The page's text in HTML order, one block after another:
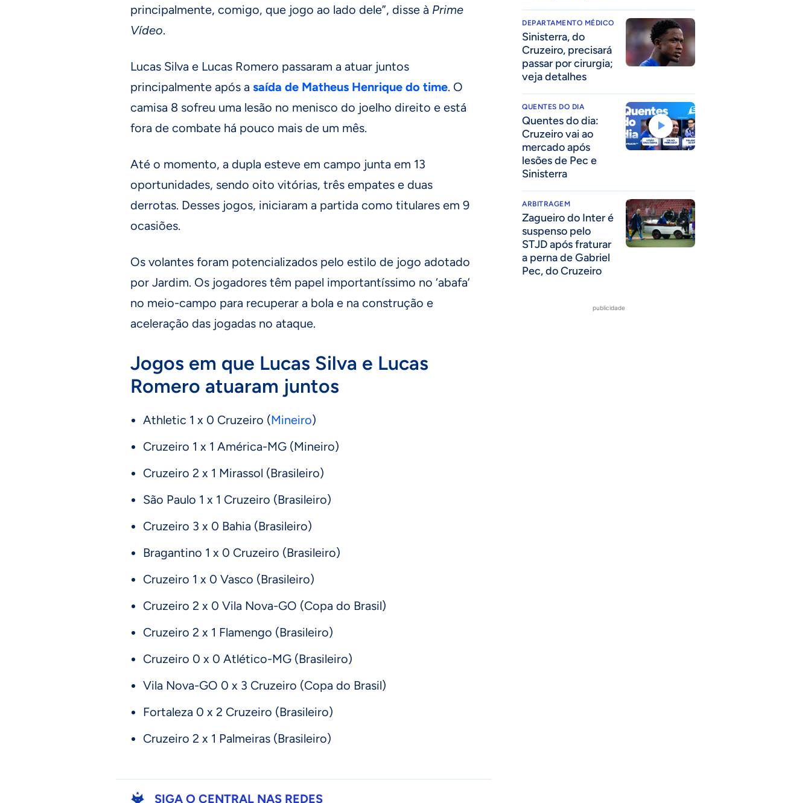
principalmente, comigo, que jogo ao lado dele”, disse à Prime
Vídeo.
Lucas Silva e Lucas Romero passaram a atuar juntos
principalmente após a saída de Matheus Henrique do time. O
camisa 8 sofreu uma lesão no menisco do joelho direito e está
fora de combate há pouco mais de um mês.
Até o momento, a dupla esteve em campo junta em 13
oportunidades, sendo oito vitórias, três empates e duas
derrotas. Desses jogos, iniciaram a partida como titulares em 9
ocasiões.
Os volantes foram potencializados pelo estilo de jogo adotado
por Jardim. Os jogadores têm papel importantíssimo no ‘abafa’
no meio-campo para recuperar a bola e na construção e
aceleração das jogadas no ataque.
Jogos em que Lucas Silva e Lucas
Romero atuaram juntos
Athletic 1 x 0 Cruzeiro (Mineiro)
Cruzeiro 1 x 1 América-MG (Mineiro)
Cruzeiro 2 x 1 Mirassol (Brasileiro)
São Paulo 1 x 1 Cruzeiro (Brasileiro)
Cruzeiro 3 x 0 Bahia (Brasileiro)
Bragantino 1 x 0 Cruzeiro (Brasileiro)
Cruzeiro 1 x 0 Vasco (Brasileiro)
Cruzeiro 2 x 0 Vila Nova-GO (Copa do Brasil)
Cruzeiro 2 x 1 Flamengo (Brasileiro)
Cruzeiro 0 x 0 Atlético-MG (Brasileiro)
Vila Nova-GO 0 x 3 Cruzeiro (Copa do Brasil)
Fortaleza 0 x 2 Cruzeiro (Brasileiro)
Cruzeiro 2 x 1 Palmeiras (Brasileiro)
SIGA O CENTRAL NAS REDES
DEPARTAMENTO MÉDICO
Sinisterra, do
Cruzeiro, precisará
passar por cirurgia;
veja detalhes
QUENTES DO DIA
Quentes do dia:
Cruzeiro vai ao
mercado após
lesões de Pec e
Sinisterra
ARBITRAGEM
Zagueiro do Inter é
suspenso pelo
STJD após fraturar
a perna de Gabriel
Pec, do Cruzeiro
publicidade